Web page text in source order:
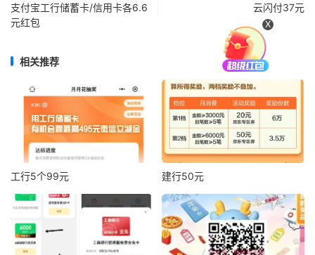
支付宝工行储蓄卡/信用卡各6.6
元红包
云闪付37元
相关推荐
工行5个99元 建行50元
X